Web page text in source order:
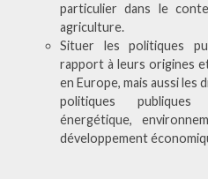
particulier dans le
agriculture.
Situer les politiques
rapport à leurs origines
en Europe, mais aussi les
politiques publiques
énergétique,
développement